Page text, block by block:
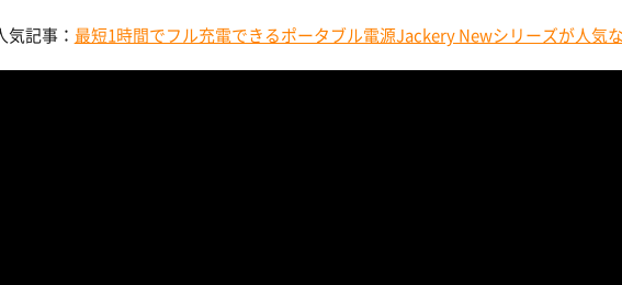
気記事： 最短1時間でフル充電できるポータブル電源Jackery Newシリーズが人気